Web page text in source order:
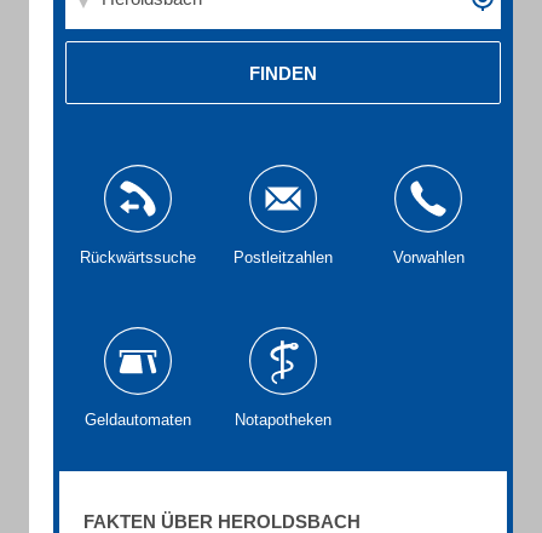
FINDEN
Rückwärtssuche Postleitzahlen Vorwahlen
Geldautomaten Notapotheken
FAKTEN ÜBER HEROLDSBACH